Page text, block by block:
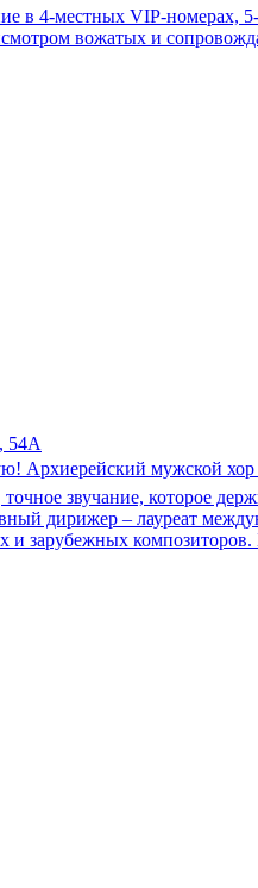
в 4-местных VIP-номерах,
вожатых и
54А
Архиерейский мужской
звучание, которое
дирижер – лауреат
и зарубежных